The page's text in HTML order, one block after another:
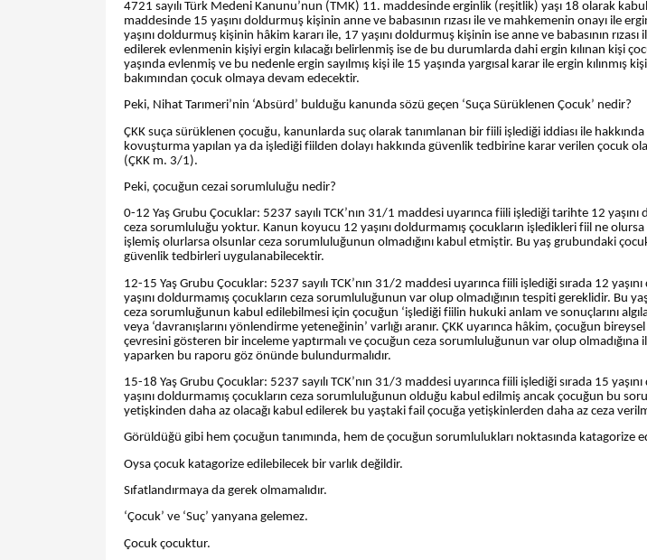
4721 sayılı Türk Medeni Kanunu’nun (TMK) 11. maddesinde erginlik (reşitlik) yaşı 18 olarak
maddesinde 15 yaşını doldurmuş kişinin anne ve babasının rızası ile ve mahkemenin onayı ile
yaşını doldurmuş kişinin hâkim kararı ile, 17 yaşını doldurmuş kişinin ise anne ve babasının rızası
edilerek evlenmenin kişiyi ergin kılacağı belirlenmiş ise de bu durumlarda dahi ergin kılınan kişi
yaşında evlenmiş ve bu nedenle ergin sayılmış kişi ile 15 yaşında yargısal karar ile ergin kılınmış
bakımından çocuk olmaya devam edecektir.
Peki, Nihat Tarımeri’nin ‘Absürd’ bulduğu kanunda sözü geçen ‘Suça Sürüklenen Çocuk’ nedir?
ÇKK suça sürüklenen çocuğu, kanunlarda suç olarak tanımlanan bir fiili işlediği iddiası ile
kovuşturma yapılan ya da işlediği fiilden dolayı hakkında güvenlik tedbirine karar verilen çocuk
(ÇKK m. 3/1).
Peki, çocuğun cezai sorumluluğu nedir?
0-12 Yaş Grubu Çocuklar: 5237 sayılı TCK’nın 31/1 maddesi uyarınca fiili işlediği tarihte 12 yaşını
ceza sorumluluğu yoktur. Kanun koyucu 12 yaşını doldurmamış çocukların işledikleri fiil ne
işlemiş olurlarsa olsunlar ceza sorumluluğunun olmadığını kabul etmiştir. Bu yaş grubundaki
güvenlik tedbirleri uygulanabilecektir.
12-15 Yaş Grubu Çocuklar: 5237 sayılı TCK’nın 31/2 maddesi uyarınca fiili işlediği sırada 12
yaşını doldurmamış çocukların ceza sorumluluğunun var olup olmadığının tespiti gereklidir. Bu
ceza sorumluğunun kabul edilebilmesi için çocuğun ‘işlediği fiilin hukuki anlam ve sonuçlarını
veya ‘davranışlarını yönlendirme yeteneğinin’ varlığı aranır. ÇKK uyarınca hâkim, çocuğun
çevresini gösteren bir inceleme yaptırmalı ve çocuğun ceza sorumluluğunun var olup olmadığına
yaparken bu raporu göz önünde bulundurmalıdır.
15-18 Yaş Grubu Çocuklar: 5237 sayılı TCK’nın 31/3 maddesi uyarınca fiili işlediği sırada 15
yaşını doldurmamış çocukların ceza sorumluluğunun olduğu kabul edilmiş ancak çocuğun bu
yetişkinden daha az olacağı kabul edilerek bu yaştaki fail çocuğa yetişkinlerden daha az ceza
Görüldüğü gibi hem çocuğun tanımında, hem de çocuğun sorumlulukları noktasında katagorize
Oysa çocuk katagorize edilebilecek bir varlık değildir.
Sıfatlandırmaya da gerek olmamalıdır.
‘Çocuk’ ve ‘Suç’ yanyana gelemez.
Çocuk çocuktur.